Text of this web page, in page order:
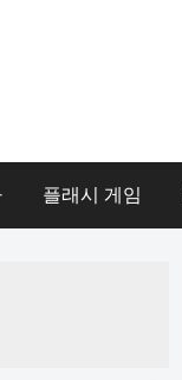
플래시 게임